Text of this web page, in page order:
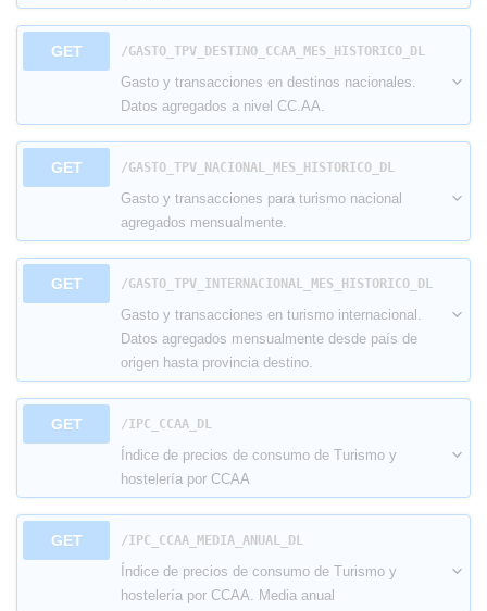
GET ​/GASTO_TPV_DESTINO_CCAA_MES_HISTORICO_DL
Gasto y transacciones en destinos nacionales.
Datos agregados a nivel CC.AA.
GET ​/GASTO_TPV_NACIONAL_MES_HISTORICO_DL
Gasto y transacciones para turismo nacional
agregados mensualmente.
GET ​/GASTO_TPV_INTERNACIONAL_MES_HISTORICO_DL
Gasto y transacciones en turismo internacional.
Datos agregados mensualmente desde país de
origen hasta provincia destino.
GET ​/IPC_CCAA_DL
Índice de precios de consumo de Turismo y
hostelería por CCAA
GET ​/IPC_CCAA_MEDIA_ANUAL_DL
Índice de precios de consumo de Turismo y
hostelería por CCAA. Media anual